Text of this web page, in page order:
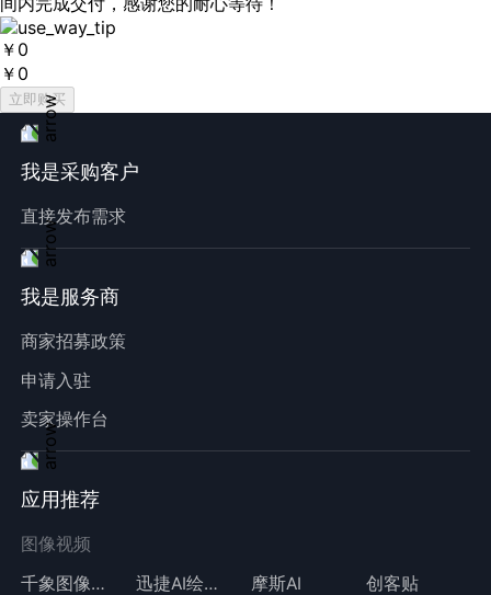
￥ 0
￥ 0
立即购买
我是采购客户
直接发布需求
我是服务商
商家招募政策
申请入驻
卖家操作台
应用推荐
图像视频
千象图像视频 迅捷AI绘画 摩斯AI 创客贴